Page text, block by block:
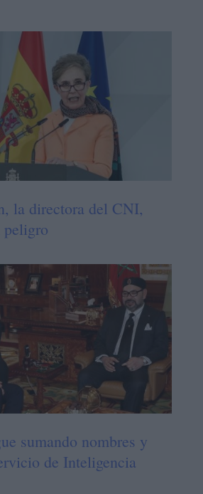
la directora del CNI,
peligro
sumando nombres y
de Inteligencia